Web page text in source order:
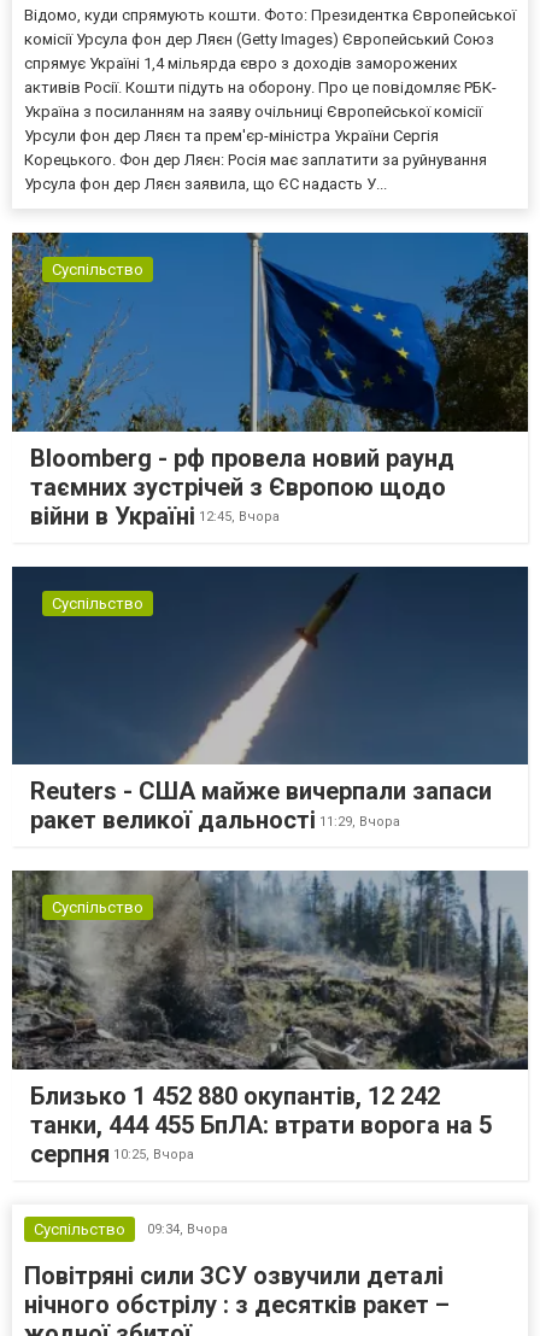
Відомо, куди спрямують кошти. Фото: Президентка Європейської
комісії Урсула фон дер Ляєн (Getty Images) Європейський Союз
спрямує Україні 1,4 мільярда євро з доходів заморожених
активів Росії. Кошти підуть на оборону. Про це повідомляє РБК-
Україна з посиланням на заяву очільниці Європейської комісії
Урсули фон дер Ляєн та прем'єр-міністра України Сергія
Корецького. Фон дер Ляєн: Росія має заплатити за руйнування
Урсула фон дер Ляєн заявила, що ЄС надасть У...
Суспільство
Bloomberg - рф провела новий раунд
таємних зустрічей з Європою щодо
війни в Україні 12:45, Вчора
Суспільство
Reuters - США майже вичерпали запаси
ракет великої дальності 11:29, Вчора
Суспільство
Близько 1 452 880 окупантів, 12 242
танки, 444 455 БпЛА: втрати ворога на 5
серпня 10:25, Вчора
Суспільство 09:34, Вчора
Повітряні сили ЗСУ озвучили деталі
нічного обстрілу : з десятків ракет –